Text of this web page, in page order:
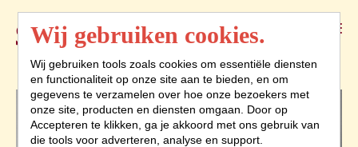
Wij gebruiken cookies.
Wij gebruiken tools zoals cookies om essentiële diensten
en functionaliteit op onze site aan te bieden, en om
gegevens te verzamelen over hoe onze bezoekers met
onze site, producten en diensten omgaan. Door op
Accepteren te klikken, ga je akkoord met ons gebruik van
die tools voor adverteren, analyse en support.